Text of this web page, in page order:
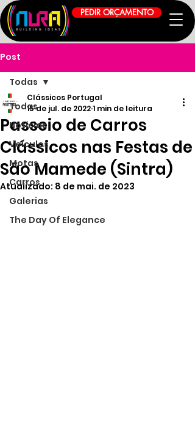
PEDIR ORÇAMENTO
Post
Todas
Notícias
Veículos
Motas
Carros
Galerias
The Day Of Elegance
Todas
Passeio de Carros
Clássicos nas Festas de
São Mamede (Sintra)
Clássicos Portugal
15 de jul. de 20221 min de leitura
Atualizado: 8 de mai. de 2023